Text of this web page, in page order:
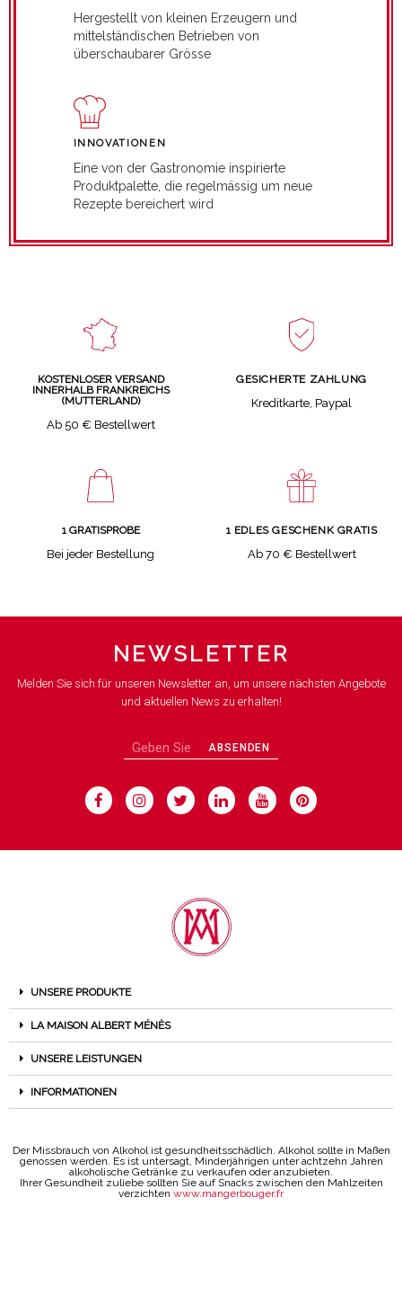
Hergestellt von kleinen Erzeugern und
mittelständischen Betrieben von
überschaubarer Grösse
INNOVATIONEN
Eine von der Gastronomie inspirierte
Produktpalette, die regelmässig um neue
Rezepte bereichert wird
KOSTENLOSER VERSAND
INNERHALB FRANKREICHS
(MUTTERLAND)
Ab 50 € Bestellwert
GESICHERTE ZAHLUNG
Kreditkarte, Paypal
1 GRATISPROBE
Bei jeder Bestellung
1 EDLES GESCHENK GRATIS
Ab 70 € Bestellwert
NEWSLETTER
Melden Sie sich für unseren Newsletter an, um unsere nächsten Angebote
und aktuellen News zu erhalten!
ABSENDEN
UNSERE PRODUKTE
LA MAISON ALBERT MÉNÈS
UNSERE LEISTUNGEN
INFORMATIONEN
Der Missbrauch von Alkohol ist gesundheitsschädlich. Alkohol sollte in Maßen
genossen werden. Es ist untersagt, Minderjährigen unter achtzehn Jahren
alkoholische Getränke zu verkaufen oder anzubieten.
Ihrer Gesundheit zuliebe sollten Sie auf Snacks zwischen den Mahlzeiten
verzichten www.mangerbouger.fr